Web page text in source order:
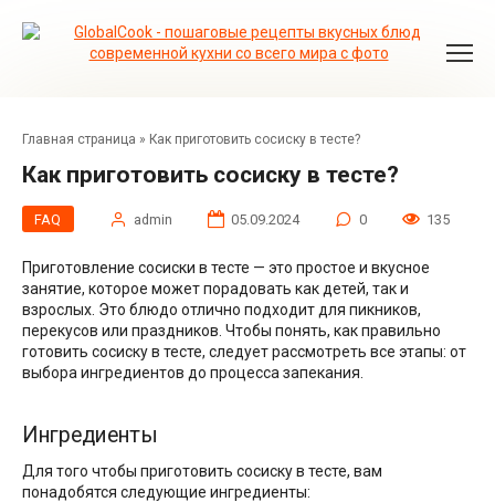
Главная страница » Как приготовить сосиску в тесте?
Как приготовить сосиску в тесте?
FAQ admin 05.09.2024 0 135
Приготовление сосиски в тесте — это простое и вкусное
занятие, которое может порадовать как детей, так и
взрослых. Это блюдо отлично подходит для пикников,
перекусов или праздников. Чтобы понять, как правильно
готовить сосиску в тесте, следует рассмотреть все этапы: от
выбора ингредиентов до процесса запекания.
Ингредиенты
Для того чтобы приготовить сосиску в тесте, вам
понадобятся следующие ингредиенты: